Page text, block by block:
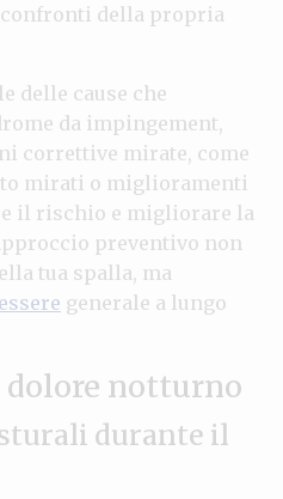
della propria
delle cause che
da impingement,
correttive mirate, come
mirati o miglioramenti
il rischio e migliorare la
preventivo non
tua spalla, ma
generale a lungo
notturno
durante il